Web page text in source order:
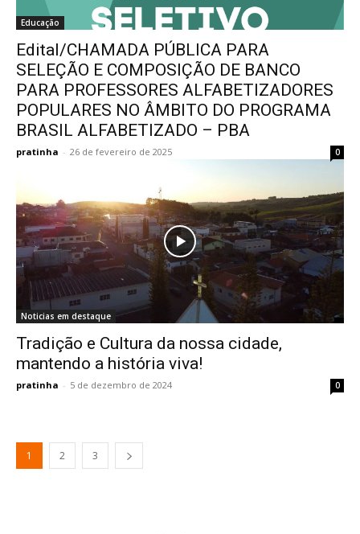
Educação
Edital/CHAMADA PÚBLICA PARA
SELEÇÃO E COMPOSIÇÃO DE BANCO
PARA PROFESSORES ALFABETIZADORES
POPULARES NO ÂMBITO DO PROGRAMA
BRASIL ALFABETIZADO – PBA
pratinha - 26 de fevereiro de 2025 0
Noticias em destaque
Tradição e Cultura da nossa cidade,
mantendo a história viva!
pratinha - 5 de dezembro de 2024 0
1 2 3